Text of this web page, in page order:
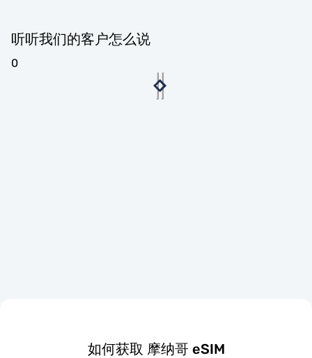
听听我们的客户怎么说
0
如何获取 摩纳哥 eSIM